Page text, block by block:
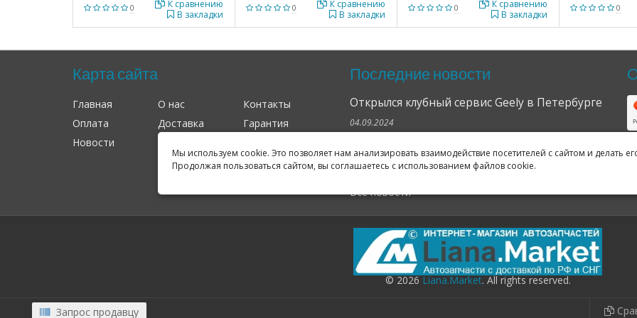
Мы используем cookie. Это позволяет нам анализировать взаимодействие посетителей с сайтом и делать
Продолжая пользоваться сайтом, вы соглашаетесь с использованием файлов cookie.
0
В закладки
К сравнению 0
В закладки
К сравнению 0
В закладки
К сравнению 0
Карта сайта
Главная О нас
Контакты
Оплата
Доставка
Гарантия
Новости
Последние новости
Открылся клубный сервис Geely в Петербурге
04.09.2024
Отзывы о нас в Яндексе и Гугле
11.02.2019
Все новости
© 2026Liana.Market. All rights reserved.
Запрос продавцу